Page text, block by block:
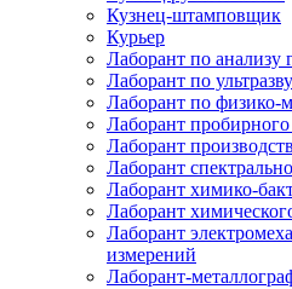
Кузнец-штамповщик
Курьер
Лаборант по анализу
Лаборант по
Лаборант по физико-
Лаборант пробирного
Лаборант
Лаборант
Лаборант химико-
Лаборант
Лаборант
измерений
Лаборант-